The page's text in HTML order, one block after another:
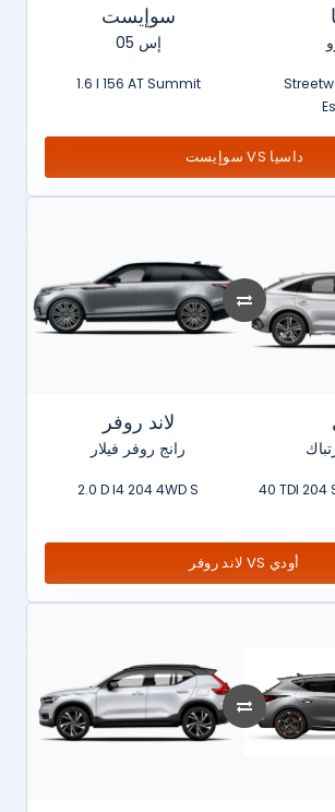
سوإيست
إس 05
1.6 l 156 AT Summit
سوإيست VS داسيا
لاند روفر
رانج روفر فيلار
2.0 D I4 204 4WD S
40 TDI
لاند روفر VS أودي